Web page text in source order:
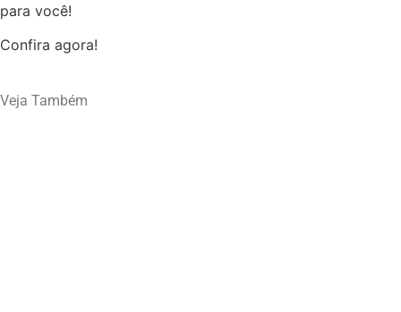
para você!
Confira agora!
Veja Também